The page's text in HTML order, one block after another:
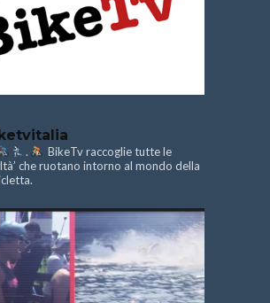
.
BikeTv raccoglie tutte le
che ruotano intorno al mondo della